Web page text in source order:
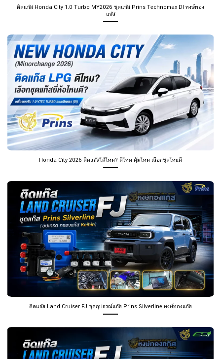
Honda City 2026 ติดแก๊สได้ไหม? ดีไหม คุ้มไหม เลือกชุดไหนดี
ติดแก๊ส Land Cruiser FJ ชุดอุปกรณ์แก๊ส Prins Silverline หงษ์ทองแก๊ส